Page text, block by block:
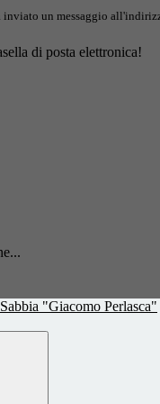
inviato un messaggio
di posta elettronica!